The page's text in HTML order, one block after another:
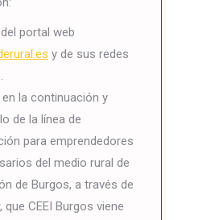
portal web
y de sus redes
la continuación y
de la línea de
para emprendedores
del medio rural de
de Burgos, a través de
que CEEI Burgos viene